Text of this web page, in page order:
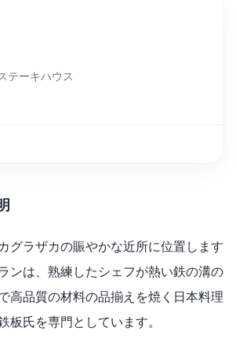
テーキハウス
グラザカの賑やかな近所に位置します
ンは、熟練したシェフが熱い鉄の溝の
高品質の材料の品揃えを焼く日本料理
板氏を専門としています。